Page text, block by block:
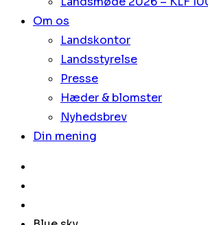
Om os
Landskontor
Landsstyrelse
Presse
Hæder & blomster
Nyhedsbrev
Din mening